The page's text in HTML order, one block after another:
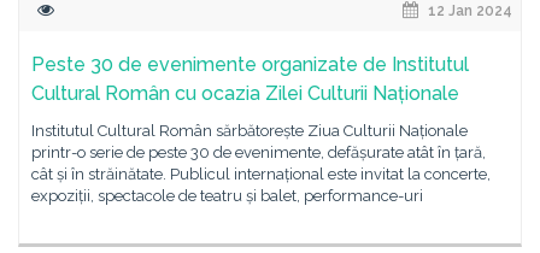
12 Jan 2024
Peste 30 de evenimente organizate de Institutul
Cultural Român cu ocazia Zilei Culturii Naționale
Institutul Cultural Român sărbătorește Ziua Culturii Naționale
printr-o serie de peste 30 de evenimente, defășurate atât în țară,
cât și în străinătate. Publicul internațional este invitat la concerte,
expoziții, spectacole de teatru și balet, performance-uri